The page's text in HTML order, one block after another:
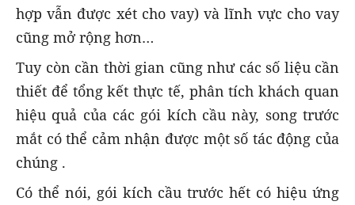
hợp vẫn được xét cho vay) và lĩnh vực cho vay
cũng mở rộng hơn…
Tuy còn cần thời gian cũng như các số liệu cần
thiết để tổng kết thực tế, phân tích khách quan
hiệu quả của các gói kích cầu này, song trước
mắt có thể cảm nhận được một số tác động của
chúng .
Có thể nói, gói kích cầu trước hết có hiệu ứng